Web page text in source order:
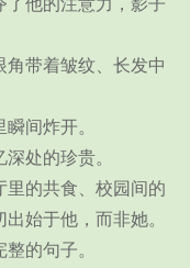
他的注意力，影子
带着皱纹、长发中
间炸开。
处的珍贵。
的共食、校园间的
始于他，而非她。
的句子。